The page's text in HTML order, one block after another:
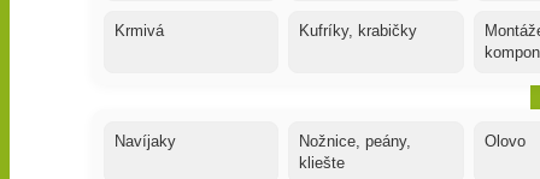
Krmivá Kufríky, krabičky
Navíjaky
Nožnice, peány,
kliešte
Olovo